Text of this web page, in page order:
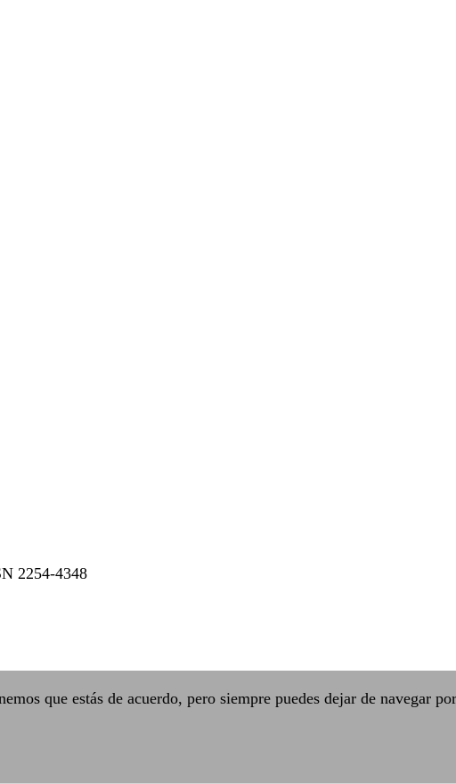
2254-4348
que estás de acuerdo, pero siempre puedes dejar de navegar